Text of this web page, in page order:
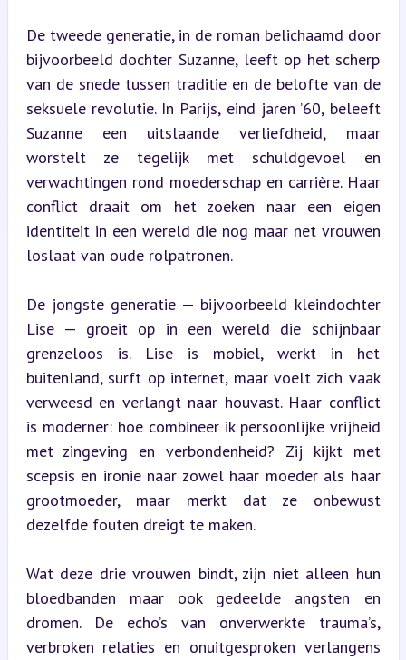
De tweede generatie, in de roman belichaamd door
bijvoorbeeld dochter Suzanne, leeft op het scherp
van de snede tussen traditie en de belofte van de
seksuele revolutie. In Parijs, eind jaren ’60, beleeft
Suzanne een uitslaande verliefdheid, maar
worstelt ze tegelijk met schuldgevoel en
verwachtingen rond moederschap en carrière. Haar
conflict draait om het zoeken naar een eigen
identiteit in een wereld die nog maar net vrouwen
loslaat van oude rolpatronen.
De jongste generatie — bijvoorbeeld kleindochter
Lise — groeit op in een wereld die schijnbaar
grenzeloos is. Lise is mobiel, werkt in het
buitenland, surft op internet, maar voelt zich vaak
verweesd en verlangt naar houvast. Haar conflict
is moderner: hoe combineer ik persoonlijke vrijheid
met zingeving en verbondenheid? Zij kijkt met
scepsis en ironie naar zowel haar moeder als haar
grootmoeder, maar merkt dat ze onbewust
dezelfde fouten dreigt te maken.
Wat deze drie vrouwen bindt, zijn niet alleen hun
bloedbanden maar ook gedeelde angsten en
dromen. De echo’s van onverwerkte trauma’s,
verbroken relaties en onuitgesproken verlangens